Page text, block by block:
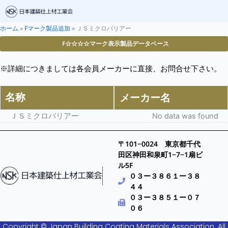
ホーム » Fマーク製品追加 » ＪＳミクロバリアー
F☆☆☆☆マーク表示製品データベース
※詳細につきましては各会員メーカーに直接、お問合せ下さい。
名称 メーカー名
ＪＳミクロバリアー No data was found
〒101−0024 東京都千代
田区神田和泉町1−7−1扇ビ
ル5F
０３ー３８６１ー３８
４４
０３ー３８５１ー０７
０６